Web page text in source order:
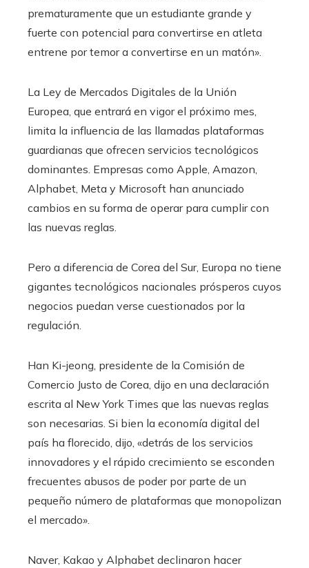
prematuramente que un estudiante grande y
fuerte con potencial para convertirse en atleta
entrene por temor a convertirse en un matón».
La Ley de Mercados Digitales de la Unión
Europea, que entrará en vigor el próximo mes,
limita la influencia de las llamadas plataformas
guardianas que ofrecen servicios tecnológicos
dominantes. Empresas como Apple, Amazon,
Alphabet, Meta y Microsoft han anunciado
cambios en su forma de operar para cumplir con
las nuevas reglas.
Pero a diferencia de Corea del Sur, Europa no tiene
gigantes tecnológicos nacionales prósperos cuyos
negocios puedan verse cuestionados por la
regulación.
Han Ki-jeong, presidente de la Comisión de
Comercio Justo de Corea, dijo en una declaración
escrita al New York Times que las nuevas reglas
son necesarias. Si bien la economía digital del
país ha florecido, dijo, «detrás de los servicios
innovadores y el rápido crecimiento se esconden
frecuentes abusos de poder por parte de un
pequeño número de plataformas que monopolizan
el mercado».
Naver, Kakao y Alphabet declinaron hacer